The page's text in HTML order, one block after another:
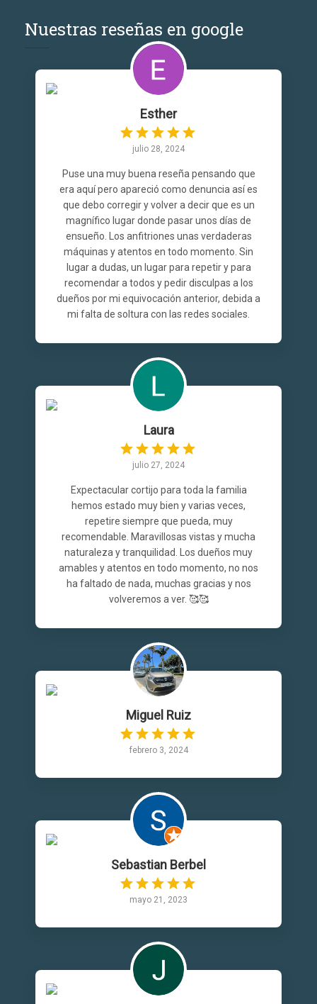
Nuestras reseñas en google
Esther
julio 28, 2024
Puse una muy buena reseña pensando que
era aquí pero apareció como denuncia así es
que debo corregir y volver a decir que es un
magnífico lugar donde pasar unos días de
ensueño. Los anfitriones unas verdaderas
máquinas y atentos en todo momento. Sin
lugar a dudas, un lugar para repetir y para
recomendar a todos y pedir disculpas a los
dueños por mi equivocación anterior, debida a
mi falta de soltura con las redes sociales.
Laura
julio 27, 2024
Expectacular cortijo para toda la familia
hemos estado muy bien y varias veces,
repetire siempre que pueda, muy
recomendable. Maravillosas vistas y mucha
naturaleza y tranquilidad. Los dueños muy
amables y atentos en todo momento, no nos
ha faltado de nada, muchas gracias y nos
volveremos a ver. 🥰🥰
Miguel Ruiz
febrero 3, 2024
Sebastian Berbel
mayo 21, 2023